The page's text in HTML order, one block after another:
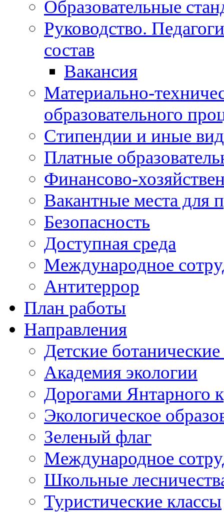
Образовательные
Руководство.
состав
Вакансия
Материально-
образовательного
Стипендии и иные
Платные
Финансово-
Вакантные места для
Безопасность
Доступная среда
Международное
Антитеррор
План работы
Направления
Детские
Академия экологии
Дорогами Янтарного
Экологическое
Зеленый флаг
Международное
Школьные
Туристические классы